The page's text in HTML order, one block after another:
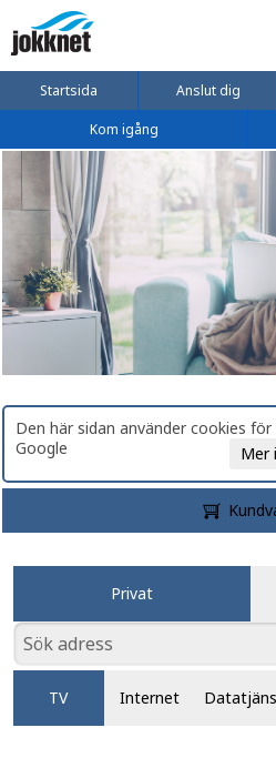
Startsida Anslut dig
Kom igång
Den här sidan använder cookies
Google
Mer
Privat
TV Internet